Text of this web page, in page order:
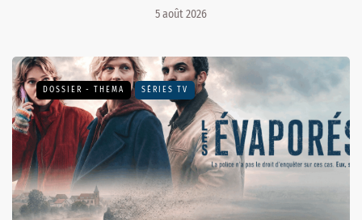
5 août 2026
DOSSIER - THEMA SÉRIES TV